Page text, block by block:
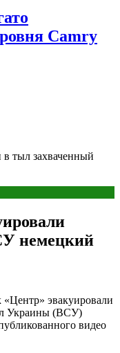
Camry
тыл захваченный
немецкий
эвакуировали
Украины (ВСУ)
видео